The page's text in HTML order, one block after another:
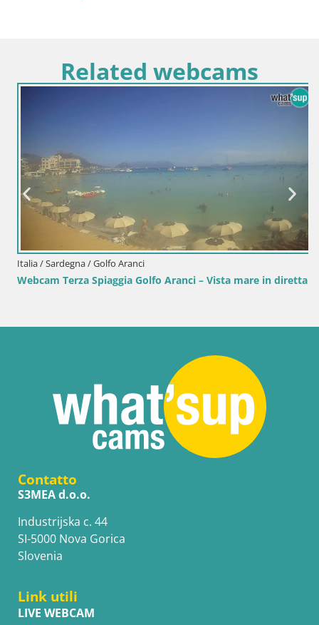
Related webcams
Italia / Sardegna / Golfo Aranci
Webcam Terza Spiaggia Golfo Aranci – Vista mare in diretta
Contatto
S3MEA d.o.o.
Industrijska c. 44
SI-5000 Nova Gorica
Slovenia
Link utili
LIVE WEBCAM